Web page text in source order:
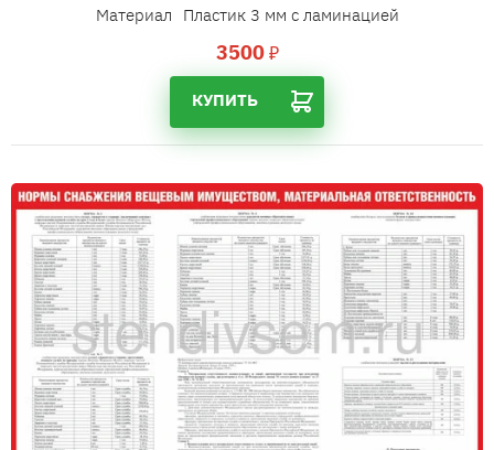
Материал Пластик 3 мм с ламинацией
3500 ₽
КУПИТЬ